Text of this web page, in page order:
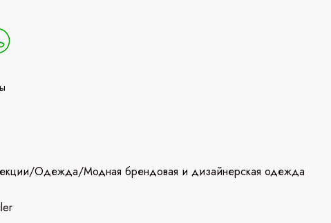
/Одежда/Модная брендовая и дизайнерская одежда